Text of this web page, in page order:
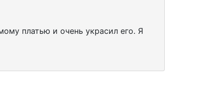
платью и очень украсил его. Я